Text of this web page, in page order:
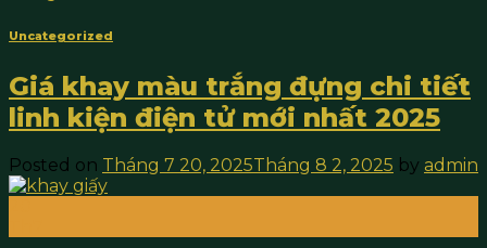
Uncategorized
Giá khay màu trắng đựng chi tiết
linh kiện điện tử mới nhất 2025
Posted on Tháng 7 20, 2025Tháng 8 2, 2025 by admin